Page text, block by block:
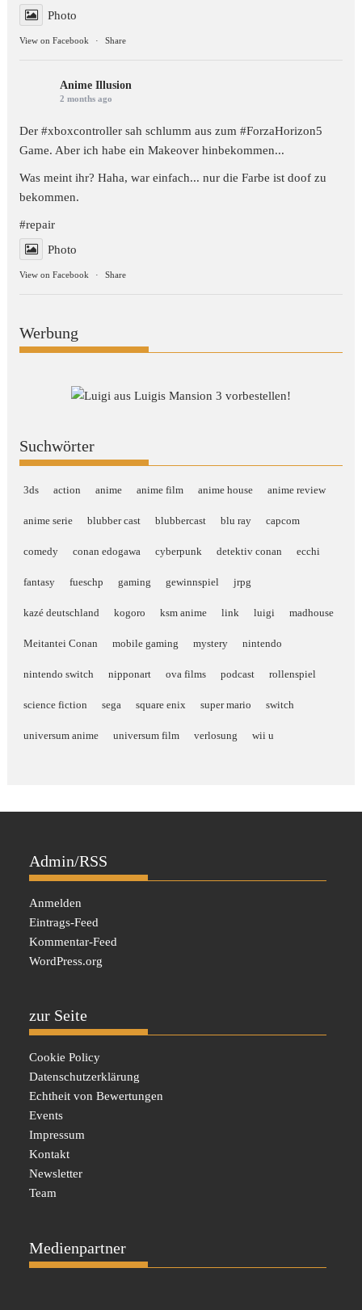
Photo
View on Facebook · Share
Anime Illusion
2 months ago
Der #xboxcontroller sah schlumm aus zum#ForzaHorizon5
Game. Aber ich habe ein Makeover hinbekommen...
Was meint ihr? Haha, war einfach... nur die Farbe ist doof zu
bekommen.
#repair
Photo
View on Facebook · Share
Werbung
Suchwörter
3ds action anime anime film anime house anime review
anime serie blubber cast blubbercast blu ray capcom
comedy conan edogawa cyberpunk detektiv conan ecchi
fantasy fueschp gaming gewinnspiel jrpg
kazé deutschland kogoro ksm anime link luigi madhouse
Meitantei Conan mobile gaming mystery nintendo
nintendo switch nipponart ova films podcast rollenspiel
science fiction sega square enix super mario switch
universum anime universum film verlosung wii u
Admin/RSS
Anmelden
Eintrags-Feed
Kommentar-Feed
WordPress.org
zur Seite
Cookie Policy
Datenschutzerklärung
Echtheit von Bewertungen
Events
Impressum
Kontakt
Newsletter
Team
Medienpartner